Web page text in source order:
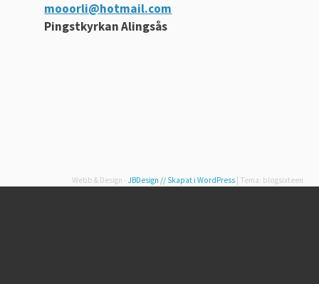
mooorli@hotmail.com
Pingstkyrkan Alingsås
Webb & Design - JBDesign // Skapat i WordPress | Tema: blogsixteen